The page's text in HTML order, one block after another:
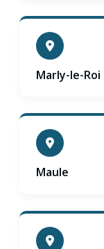
Marly-le-Roi
Maule